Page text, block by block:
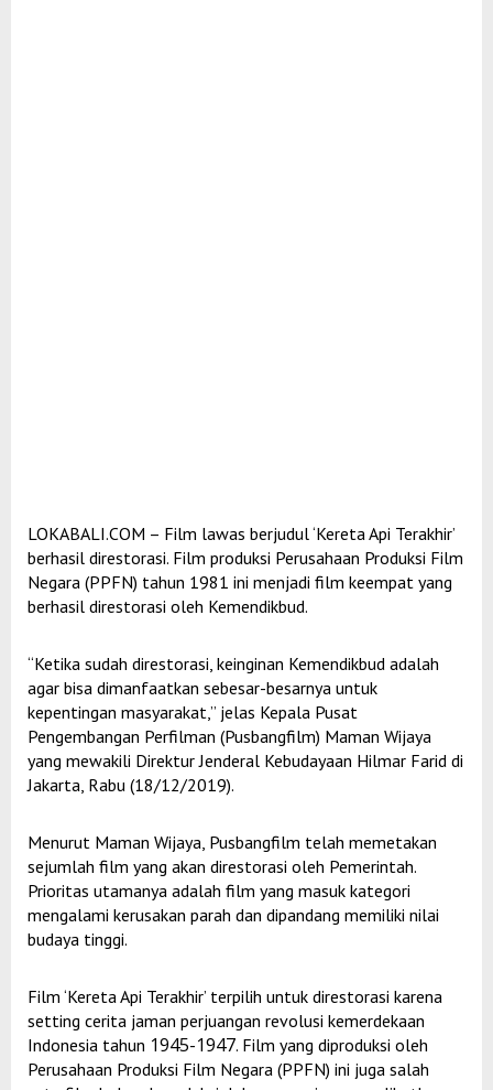
LOKABALI.COM – Film lawas berjudul ‘Kereta Api Terakhir’
berhasil direstorasi. Film produksi Perusahaan Produksi Film
Negara (PPFN) tahun 1981 ini menjadi film keempat yang
berhasil direstorasi oleh Kemendikbud.
“Ketika sudah direstorasi, keinginan Kemendikbud adalah
agar bisa dimanfaatkan sebesar-besarnya untuk
kepentingan masyarakat,” jelas Kepala Pusat
Pengembangan Perfilman (Pusbangfilm) Maman Wijaya
yang mewakili Direktur Jenderal Kebudayaan Hilmar Farid di
Jakarta, Rabu (18/12/2019).
Menurut Maman Wijaya, Pusbangfilm telah memetakan
sejumlah film yang akan direstorasi oleh Pemerintah.
Prioritas utamanya adalah film yang masuk kategori
mengalami kerusakan parah dan dipandang memiliki nilai
budaya tinggi.
Film ‘Kereta Api Terakhir’ terpilih untuk direstorasi karena
setting cerita jaman perjuangan revolusi kemerdekaan
Indonesia tahun 1945-1947. Film yang diproduksi oleh
Perusahaan Produksi Film Negara (PPFN) ini juga salah